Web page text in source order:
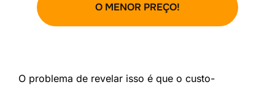
O MENOR PREÇO!
O problema de revelar isso é que o custo-